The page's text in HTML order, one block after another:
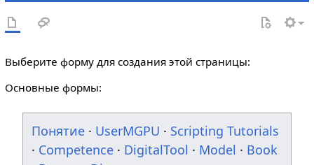
Выберите форму для создания этой страницы:
Основные формы:
Понятие · UserMGPU · Scripting Tutorials
· Competence · DigitalTool · Model · Book